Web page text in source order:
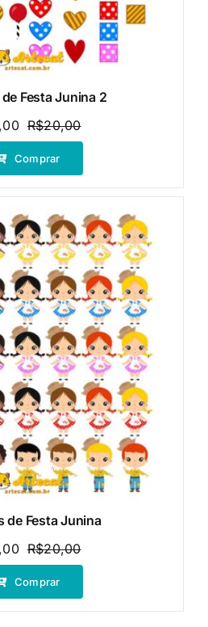
Festa Junina 2
R$20,00O
preço
era:
O
preço
é:
Comprar
de Festa Junina
R$20,00O
preço
era:
O
preço
é:
Comprar